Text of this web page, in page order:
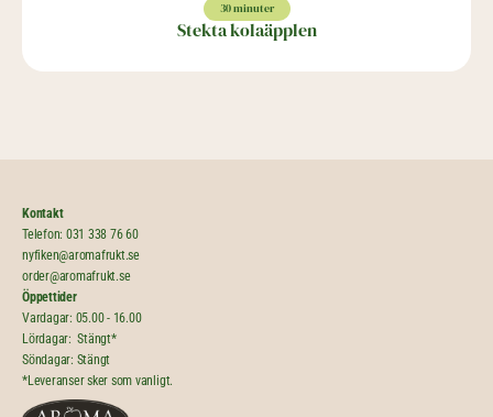
30 minuter
Stekta kolaäpplen
Kontakt
Telefon: 031 338 76 60
nyfiken@aromafrukt.se
order@aromafrukt.se
Öppettider
Vardagar: 05.00 - 16.00
Lördagar:  Stängt*
Söndagar: Stängt
*Leveranser sker som vanligt.